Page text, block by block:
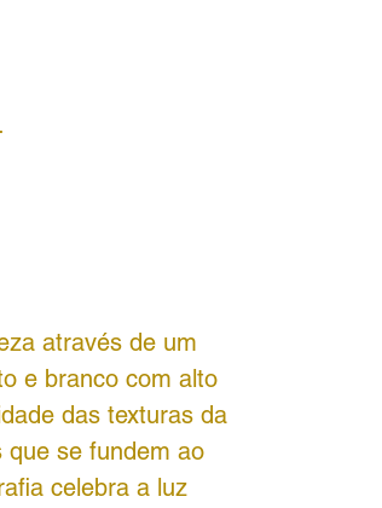
através de um
e branco com alto
das texturas da
que se fundem ao
celebra a luz